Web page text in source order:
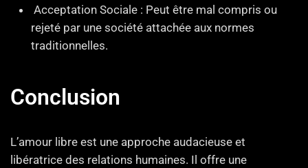
Acceptation Sociale : Peut être mal compris ou
rejeté par une société attachée aux normes
traditionnelles.
Conclusion
L’amour libre est une approche audacieuse et
libératrice des relations humaines. Il offre une